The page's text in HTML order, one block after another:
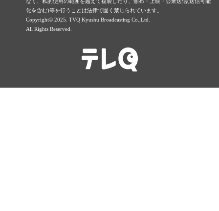
化を含む)等を行うことは法律で固く禁じられています。
Copyright© 2025. TVQ Kyushu Broadcasting Co.,Ltd.
All Rights Reserved.